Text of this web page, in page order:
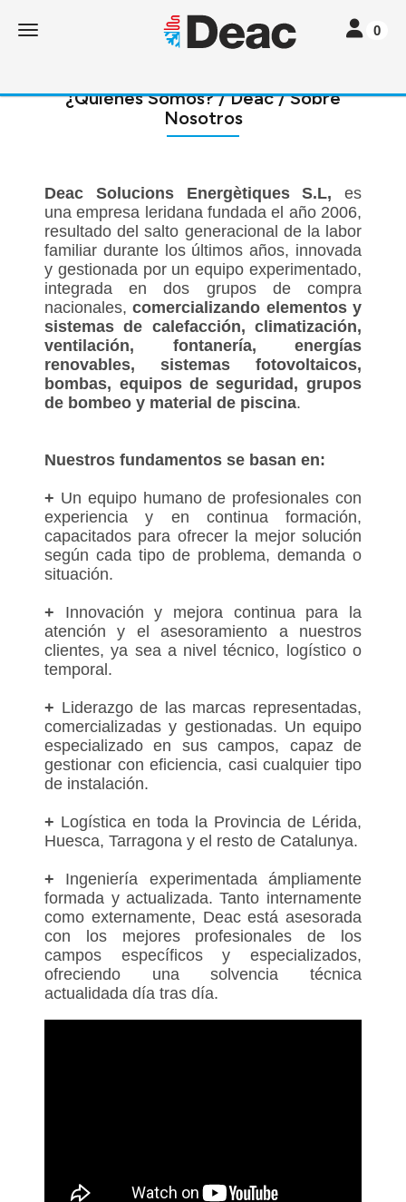
Toggle navigation Toggle
0
¿Quiénes Somos? / Deac / Sobre
Nosotros
Deac Solucions Energètiques S.L, es
una empresa leridana fundada el año 2006,
resultado del salto generacional de la labor
familiar durante los últimos años, innovada
y gestionada por un equipo experimentado,
integrada en dos grupos de compra
nacionales, comercializando elementos y
sistemas de calefacción, climatización,
ventilación, fontanería, energías
renovables, sistemas fotovoltaicos,
bombas, equipos de seguridad, grupos
de bombeo y material de piscina.
Nuestros fundamentos se basan en:
+ Un equipo humano de profesionales con
experiencia y en continua formación,
capacitados para ofrecer la mejor solución
según cada tipo de problema, demanda o
situación.
+ Innovación y mejora continua para la
atención y el asesoramiento a nuestros
clientes, ya sea a nivel técnico, logístico o
temporal.
+ Liderazgo de las marcas representadas,
comercializadas y gestionadas. Un equipo
especializado en sus campos, capaz de
gestionar con eficiencia, casi cualquier tipo
de instalación.
+ Logística en toda la Provincia de Lérida,
Huesca, Tarragona y el resto de Catalunya.
+ Ingeniería experimentada ámpliamente
formada y actualizada. Tanto internamente
como externamente, Deac está asesorada
con los mejores profesionales de los
campos específicos y especializados,
ofreciendo una solvencia técnica
actualidada día tras día.